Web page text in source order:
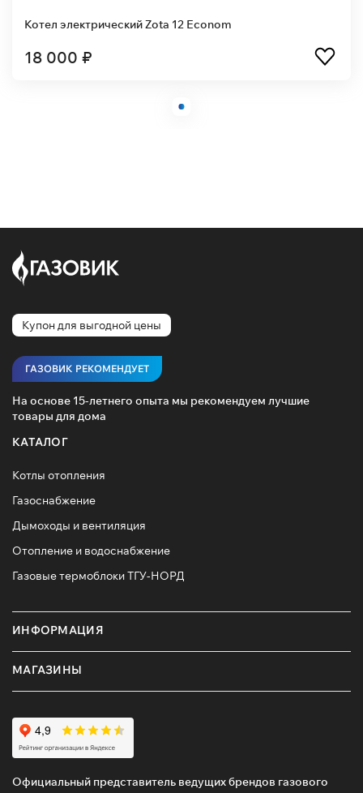
Котел электрический Zota 12 Econom
18 000 ₽
Купон для выгодной цены
ГАЗОВИК РЕКОМЕНДУЕТ
На основе 15-летнего опыта мы рекомендуем лучшие
товары для дома
КАТАЛОГ
Котлы отопления
Газоснабжение
Дымоходы и вентиляция
Отопление и водоснабжение
Газовые термоблоки ТГУ-НОРД
ИНФОРМАЦИЯ
МАГАЗИНЫ
Официальный представитель ведущих брендов газового